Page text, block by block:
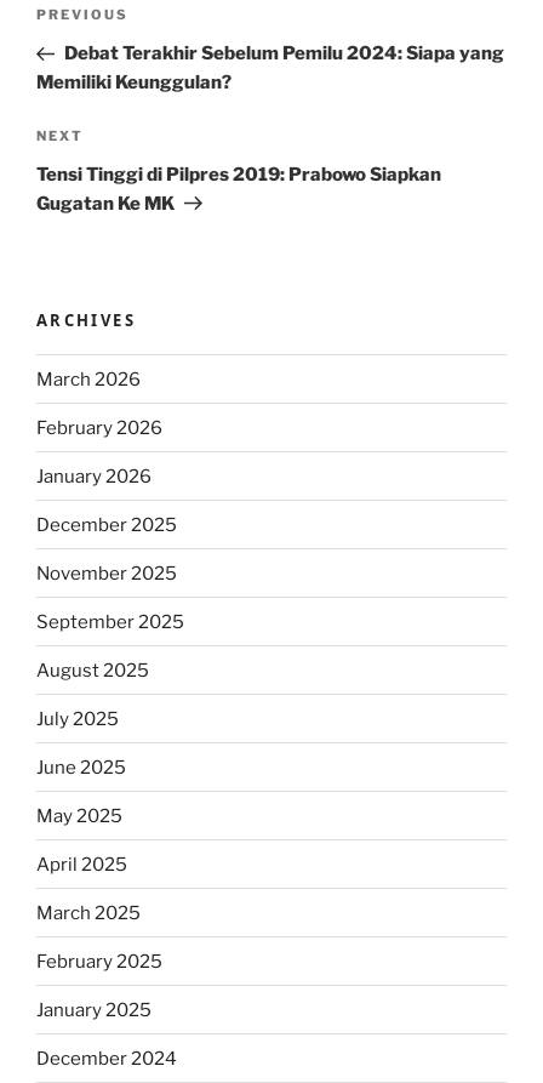
Previous
Post
PREVIOUS
Debat Terakhir Sebelum Pemilu 2024: Siapa yang
Memiliki Keunggulan?
Next
Post
NEXT
Tensi Tinggi di Pilpres 2019: Prabowo Siapkan
Gugatan Ke MK
ARCHIVES
March 2026
February 2026
January 2026
December 2025
November 2025
September 2025
August 2025
July 2025
June 2025
May 2025
April 2025
March 2025
February 2025
January 2025
December 2024